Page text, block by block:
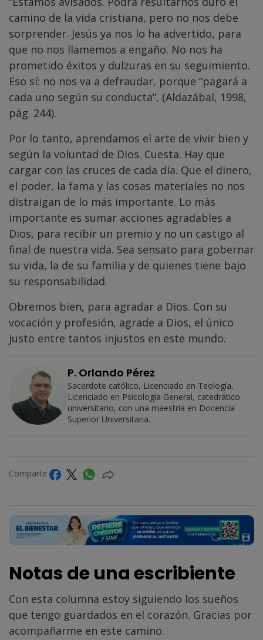
camino de la vida cristiana, pero no nos debe
sorprender. Jesús ya nos lo ha advertido, para
que no nos llamemos a engaño. No nos ha
prometido éxitos y dulzuras en su seguimiento.
Eso sí: no nos va a defraudar, porque “pagará a
cada uno según su conducta”, (Aldazábal, 1998,
pág. 244).
Por lo tanto, aprendamos el arte de vivir bien y
según la voluntad de Dios. Cuesta. Hay que
cargar con las cruces de cada día. Que el dinero,
el poder, la fama y las cosas materiales no nos
distraigan de lo más importante. Lo más
importante es sumar acciones agradables a
Dios, para recibir un premio y no un castigo al
final de nuestra vida. Sea sensato para gobernar
su vida, la de su familia y de quienes tiene bajo
su responsabilidad.
Obremos bien, para agradar a Dios. Con su
vocación y profesión, agrade a Dios, el único
justo entre tantos injustos en este mundo.
P. Orlando Pérez
Sacerdote católico, Licenciado en Teología,
Licenciado en Psicología General, catedrático
universitario, con una maestría en Docencia
Superior Universitaria.
Comparte
Notas de una escribiente
Con esta columna estoy siguiendo los sueños
que tengo guardados en el corazón. Gracias por
acompañarme en este camino.